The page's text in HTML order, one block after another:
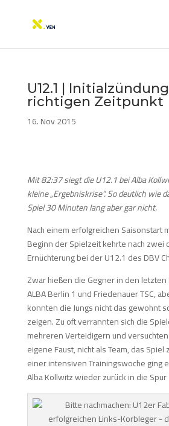
U12.1 |
richtigen Zeitpunkt
16. Nov 2015
Mit 82:37 siegt die U12.1 bei Alba
kleine „Ergebniskrise“. So deutlich wie
Spiel 30 Minuten lang aber gar nicht.
Nach einem erfolgreichen Saisonstart
Beginn der Spielzeit kehrte nach
Ernüchterung bei der U12.1 des DBV
Zwar hießen die Gegner in den
ALBA Berlin 1 und Friedenauer TSC,
konnten die Jungs nicht das gewohnt
zeigen. Zu oft verrannten sich die
mehreren Verteidigern und
eigene Faust, nicht als Team, das
einer intensiven Trainingswoche ging
Alba Kollwitz wieder zurück in die